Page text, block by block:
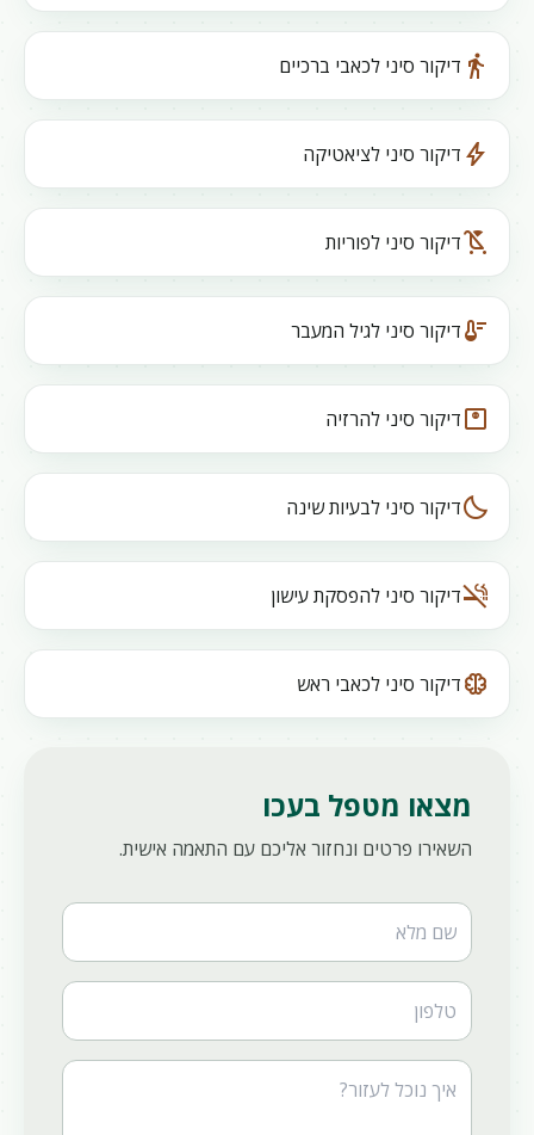
directions_walk דיקור סיני לכאבי ברכיים
bolt דיקור סיני לציאטיקה
child_friendlyדיקור סיני לפוריות
thermostatדיקור סיני לגיל המעבר
monitor_weightדיקור סיני להרזיה
bedtimeדיקור סיני לבעיות שינה
smoke_freeדיקור סיני להפסקת עישון
neurologyדיקור סיני לכאבי ראש
מצאו מטפל בעכו
השאירו פרטים ונחזור אליכם עם התאמה אישית.
Website